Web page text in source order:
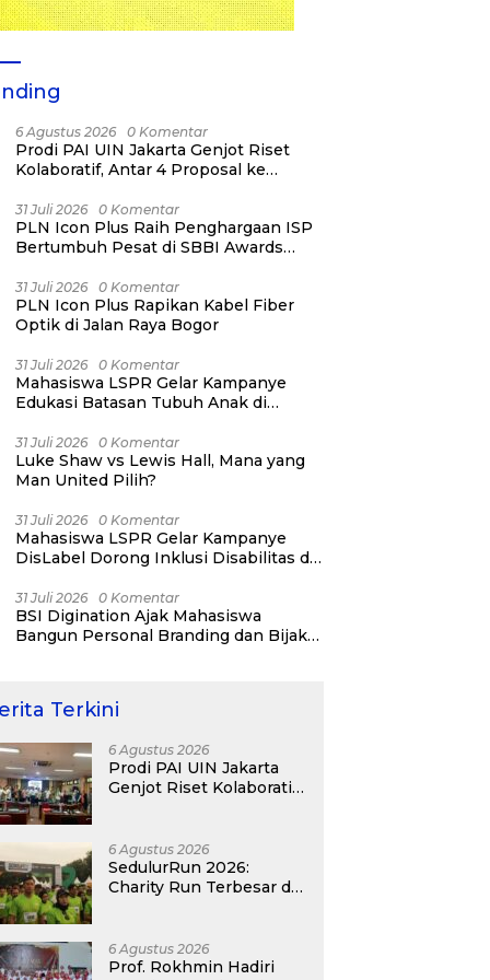
6 Agustus 2026 0 Komentar
Prodi PAI UIN Jakarta Genjot Riset
Kolaboratif, Antar 4 Proposal ke
31 Juli 2026 0 Komentar
PLN Icon Plus Raih Penghargaan ISP
Bertumbuh Pesat di SBBI Awards
31 Juli 2026 0 Komentar
PLN Icon Plus Rapikan Kabel Fiber
Optik di Jalan Raya Bogor
31 Juli 2026 0 Komentar
Mahasiswa LSPR Gelar Kampanye
Edukasi Batasan Tubuh Anak di
31 Juli 2026 0 Komentar
Luke Shaw vs Lewis Hall, Mana yang
Man United Pilih?
31 Juli 2026 0 Komentar
Mahasiswa LSPR Gelar Kampanye
DisLabel Dorong Inklusi Disabilitas di
31 Juli 2026 0 Komentar
BSI Digination Ajak Mahasiswa
Bangun Personal Branding dan Bijak
Terkini
6 Agustus 2026
Prodi PAI UIN Jakarta
Genjot Riset Kolaboratif,
6 Agustus 2026
SedulurRun 2026:
Charity Run Terbesar di
3.000 Peserta untuk
Dukung Pendidikan
6 Agustus 2026
Prof. Rokhmin Hadiri